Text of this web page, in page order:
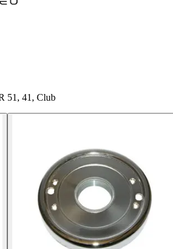
51, 41, Club